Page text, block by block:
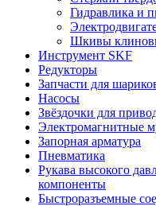
Гидравлика и
Шкивы
Инструмент SKF
Редукторы
Запчасти для
Насосы
Звёздочки для
Электромагнитные
Запорная арматура
Пневматика
Рукава высокого
компоненты
Быстроразъемные